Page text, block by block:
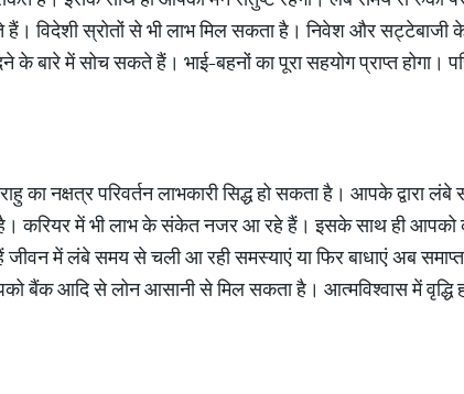
विदेशी स्रोतों से भी लाभ मिल सकता है। निवेश और सट्टेबाजी के
के बारे में सोच सकते हैं। भाई-बहनों का पूरा सहयोग प्राप्त होगा।
का नक्षत्र परिवर्तन लाभकारी सिद्ध हो सकता है। आपके
करियर में भी लाभ के संकेत नजर आ रहे हैं। इसके साथ ही
में लंबे समय से चली आ रही समस्याएं या फिर बाधाएं अब
बैंक आदि से लोन आसानी से मिल सकता है। आत्मविश्वास में वृद्धि